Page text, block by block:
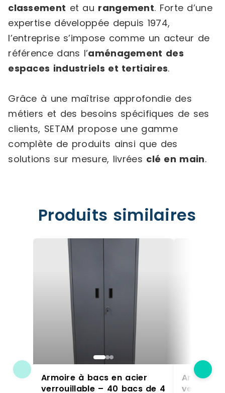
classement et au rangement. Forte d’une
expertise développée depuis 1974,
l’entreprise s’impose comme un acteur de
référence dans l’aménagement des
espaces industriels et tertiaires.
Grâce à une maîtrise approfondie des
métiers et des besoins spécifiques de ses
clients, SETAM propose une gamme
complète de produits ainsi que des
solutions sur mesure, livrées clé en main.
Produits similaires
Armoire à bacs en acier
verrouillable – 40 bacs de 4
Armoire